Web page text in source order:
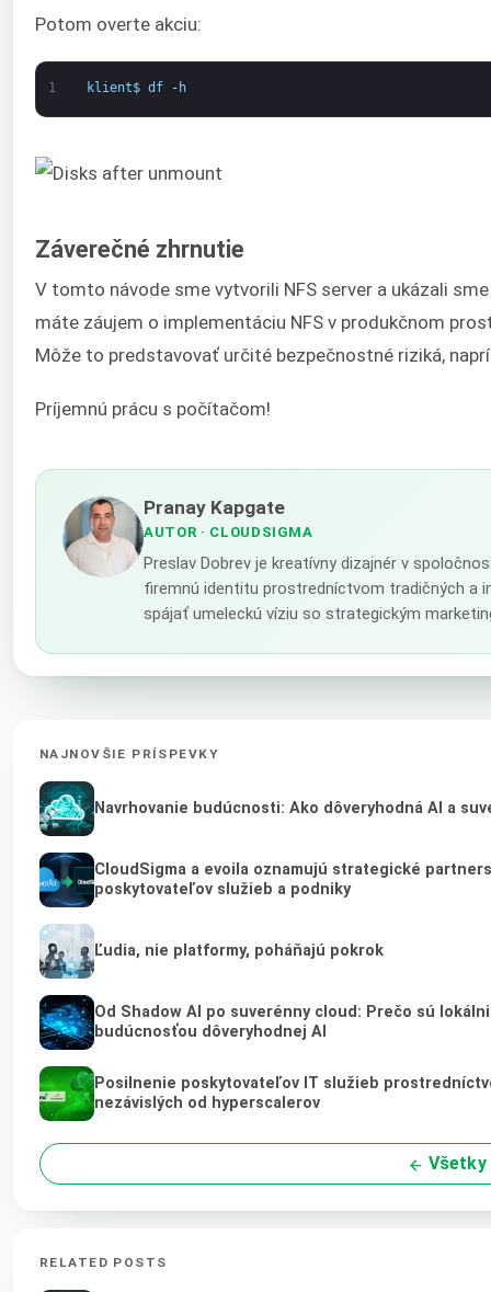
Potom overte akciu:
1 klient$ df - h
Záverečné zhrnutie
V tomto návode sme vytvorili NFS server a ukázali
máte záujem o implementáciu NFS v produkčnom
Môže to predstavovať určité bezpečnostné riziká,
Príjemnú prácu s počítačom!
Pranay Kapgate
AUTOR · CLOUDSIGMA
Preslav Dobrev je kreatívny dizajnér v
firemnú identitu prostredníctvom tradičných a
spájať umeleckú víziu so strategickým
NAJNOVŠIE PRÍSPEVKY
Navrhovanie budúcnosti: Ako dôveryhodná AI a
CloudSigma a evoila oznamujú strategické
poskytovateľov služieb a podniky
Ľudia, nie platformy, poháňajú pokrok
Od Shadow AI po suverénny cloud: Prečo sú
budúcnosťou dôveryhodnej AI
Posilnenie poskytovateľov IT služieb
nezávislých od hyperscalerov
Všetky
RELATED POSTS